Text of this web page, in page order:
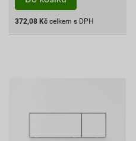
372,08 Kč celkem s DPH